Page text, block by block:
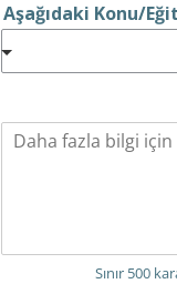
Aşağıdaki Konu/
Sınır 500